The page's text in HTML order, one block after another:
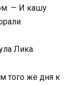
— И кашу
Лика.
того же дня к